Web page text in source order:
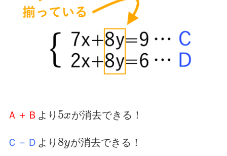
Ａ＋Ｂ より 5xが消去できる！
Ｃ－Ｄ より 8yが消去できる！